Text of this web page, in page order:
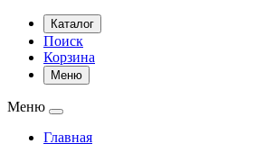
Каталог
Поиск
Корзина
Меню
Меню
Главная